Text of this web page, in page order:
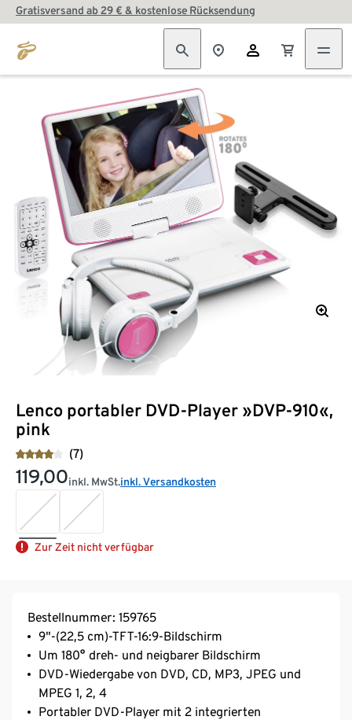
Gratisversand ab 29 € & kostenlose Rücksendung
Lenco portabler DVD-Player »DVP-910«,
pink
(7)
119,00inkl. MwSt.inkl. Versandkosten
Zur Zeit nicht verfügbar
Bestellnummer: 159765
9"-(22,5 cm)-TFT-16:9-Bildschirm
Um 180° dreh- und neigbarer Bildschirm
DVD-Wiedergabe von DVD, CD, MP3, JPEG und
MPEG 1, 2, 4
Portabler DVD-Player mit 2 integrierten